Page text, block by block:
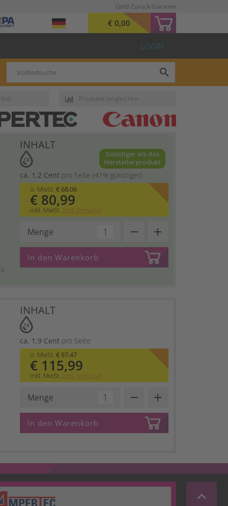
Geld-Zurück-Garantie
€ 0,00
LOGIN
search
Produkte vergleichen
Günstiger als das
Herstellerprodukt
INHALT
1X
ca. 1,2 Centpro Seite (41% günstiger)
o. MwSt. € 68,06
€ 80,99
inkl. MwSt. zzgl. Versand
Menge remove add
In den Warenkorb
INHALT
1X
ca. 1,9 Centpro Seite
o. MwSt. € 97,47
€ 115,99
inkl. MwSt. zzgl. Versand
Menge remove add
In den Warenkorb
keyboard_arrow_up